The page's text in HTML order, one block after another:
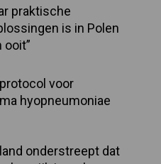
praktische
is in Polen
ooit”
voor
hyopneumoniae
onderstreept dat